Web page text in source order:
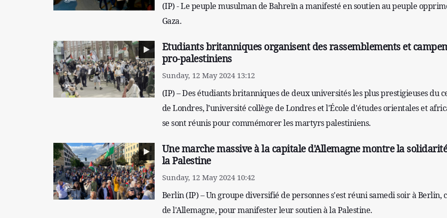
(IP) - Le peuple musulman de Bahreïn a manifesté en soutien au peuple
Gaza.
Etudiants britanniques organisent des rassemblements et
pro-palestiniens
Sunday, 12 May 2024 13:12
(IP) – Des étudiants britanniques de deux universités les plus prestigieuses du
de Londres, l’université collège de Londres et l'École d'études orientales et
se sont réunis pour commémorer les martyrs palestiniens.
Une marche massive à la capitale d'Allemagne montre la
la Palestine
Sunday, 12 May 2024 10:42
Berlin (IP) – Un groupe diversifié de personnes s'est réuni samedi soir à Berlin,
de l'Allemagne, pour manifester leur soutien à la Palestine.